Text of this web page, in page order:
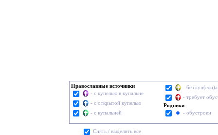
Православные источники
- с купелью в купальне
- с открытой купелью
- с купальней
- без
- требует
Родники
- обустроен
Cнять / выделить все